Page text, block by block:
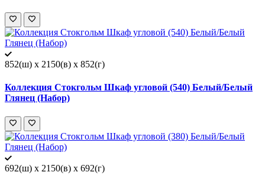
852(ш) x 2150(в) x 852(г)
Коллекция Стокгольм Шкаф угловой (540) Белый/Белый
Глянец (Набор)
692(ш) x 2150(в) x 692(г)